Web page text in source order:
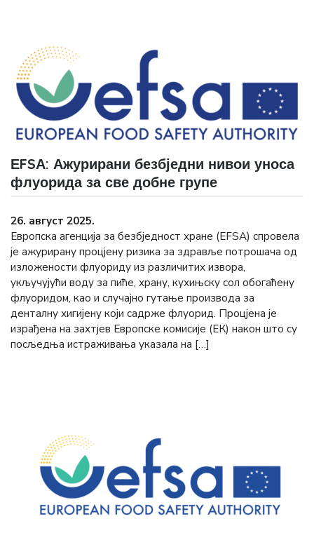
ЕFSА: Ажурирани безбједни нивои уноса
флуорида за све добне групе
26. август 2025.
Европска агенција за безбједност хране (ЕFSА) спровела
је ажурирану процјену ризика за здравље потрошача од
изложености флуориду из различитих извора,
укључујући воду за пиће, храну, кухињску сол обогаћену
флуоридом, као и случајно гутање производа за
денталну хигијену који садрже флуорид. Процјена је
израђена на захтјев Европске комисије (ЕК) након што су
посљедња истраживања указала на […]